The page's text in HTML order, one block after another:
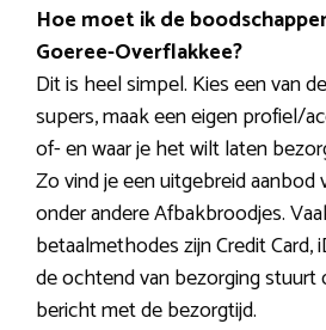
Hoe moet ik de
Goeree-Overflakkee?
Dit is heel simpel. Kies een van
supers, maak een eigen profiel/
of- en waar je het wilt laten
Zo vind je een uitgebreid
onder andere Afbakbroodjes.
betaalmethodes zijn Credit Card,
de ochtend van bezorging stuurt
bericht met de bezorgtijd.